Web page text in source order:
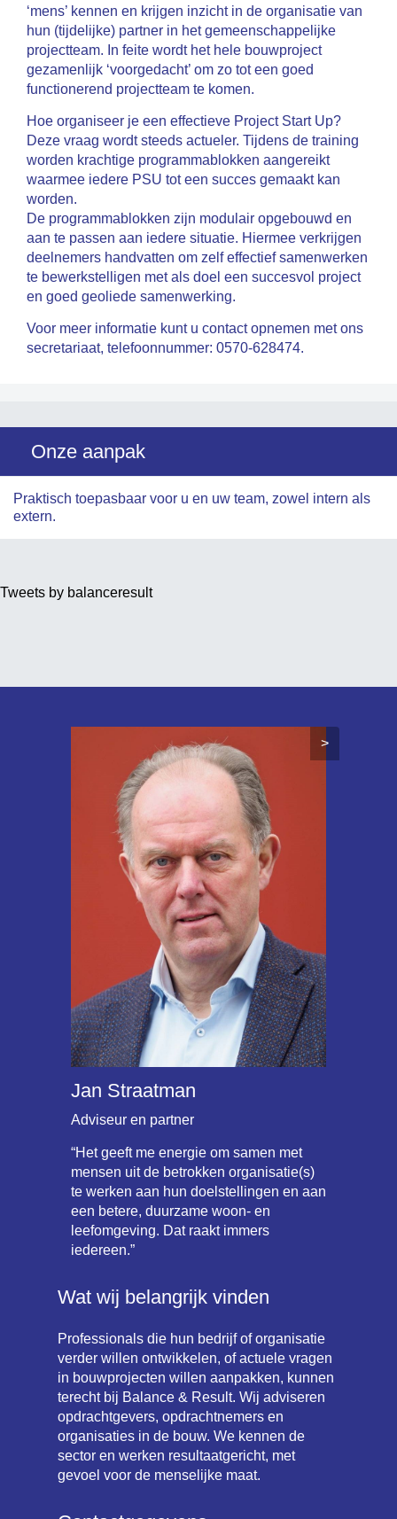
‘mens’ kennen en krijgen inzicht in de organisatie van
hun (tijdelijke) partner in het gemeenschappelijke
projectteam. In feite wordt het hele bouwproject
gezamenlijk ‘voorgedacht’ om zo tot een goed
functionerend projectteam te komen.
Hoe organiseer je een effectieve Project Start Up?
Deze vraag wordt steeds actueler. Tijdens de training
worden krachtige programmablokken aangereikt
waarmee iedere PSU tot een succes gemaakt kan
worden.
De programmablokken zijn modulair opgebouwd en
aan te passen aan iedere situatie. Hiermee verkrijgen
deelnemers handvatten om zelf effectief samenwerken
te bewerkstelligen met als doel een succesvol project
en goed geoliede samenwerking.
Voor meer informatie kunt u contact opnemen met ons
secretariaat, telefoonnummer: 0570-628474.
Onze aanpak
Praktisch toepasbaar voor u en uw team, zowel intern als
extern.
Tweets by balanceresult
Jan Straatman
Adviseur en partner
“Het geeft me energie om samen met
mensen uit de betrokken organisatie(s)
te werken aan hun doelstellingen en aan
een betere, duurzame woon- en
leefomgeving. Dat raakt immers
iedereen.”
>
Wat wij belangrijk vinden
Professionals die hun bedrijf of organisatie
verder willen ontwikkelen, of actuele vragen
in bouwprojecten willen aanpakken, kunnen
terecht bij Balance & Result. Wij adviseren
opdrachtgevers, opdrachtnemers en
organisaties in de bouw. We kennen de
sector en werken resultaatgericht, met
gevoel voor de menselijke maat.